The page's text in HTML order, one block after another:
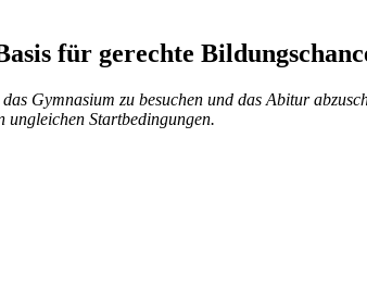
für gerechte
Gymnasium zu besuchen und das Abitur
ungleichen Startbedingungen.